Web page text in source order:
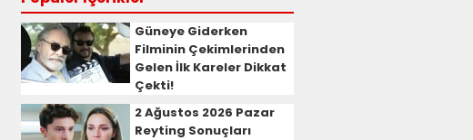
Güneye Giderken
Filminin Çekimlerinden
Gelen İlk Kareler Dikkat
Çekti!
2 Ağustos 2026 Pazar
Reyting Sonuçları